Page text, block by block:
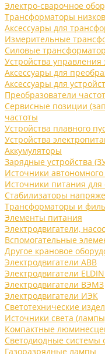
Электро-сварочное
Трансформаторы
Аксессуары для
Измерительные
Силовые
Устройства управления
Аксессуары для
Аксессуары для
Преобразователи
Сервисные позиции
частоты
Устройства плавного
Устройства
Аккумуляторы
Зарядные устройства
Источники
Источники питания для
Стабилизаторы
Трансформаторы и
Элементы питания
Электродвигатели,
Вспомогательные
Другое крановое
Электродвигатели ABB
Электродвигатели
Электродвигатели ВЭМЗ
Электродвигатели ИЭК
Светотехнические
Источники света
Компактные
Светодиодные системы
Газоразрядные лампы